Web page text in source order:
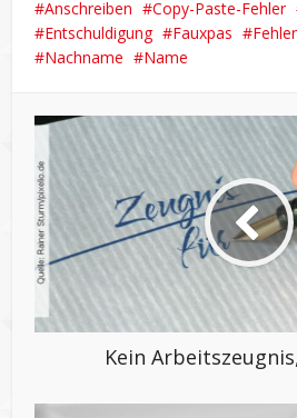
Anschreiben Copy-Paste-Fehler
Entschuldigung
Fauxpas Fehler
Nachname
Name
Kein